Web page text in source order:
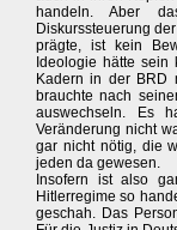
handeln. Aber
Diskurssteuerung
prägte, ist kein
Ideologie hätte
Kadern in der BRD
brauchte nach
auswechseln. Es
Veränderung nicht
gar nicht nötig, die
jeden da gewesen.
Insofern ist also
Hitlerregime so
geschah. Das